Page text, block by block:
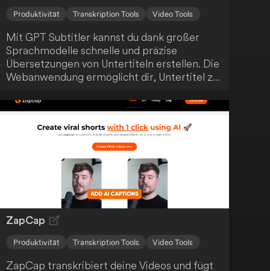
Produktivität Transkription Tools Video Tools
Mit GPT Subtitler kannst du dank großer
Sprachmodelle schnelle und präzise
Übersetzungen von Untertiteln erstellen. Die
Webanwendung ermöglicht dir, Untertitel zu
optimierst du deinen Arbeitsablauf durch
ZapCap
Produktivität Transkription Tools Video Tools
ZapCap transkribiert deine Videos und fügt